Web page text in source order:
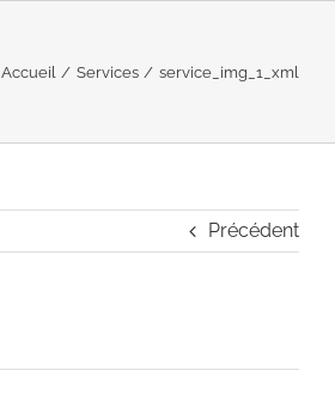
Accueil Services service_img_1_xml
Précédent